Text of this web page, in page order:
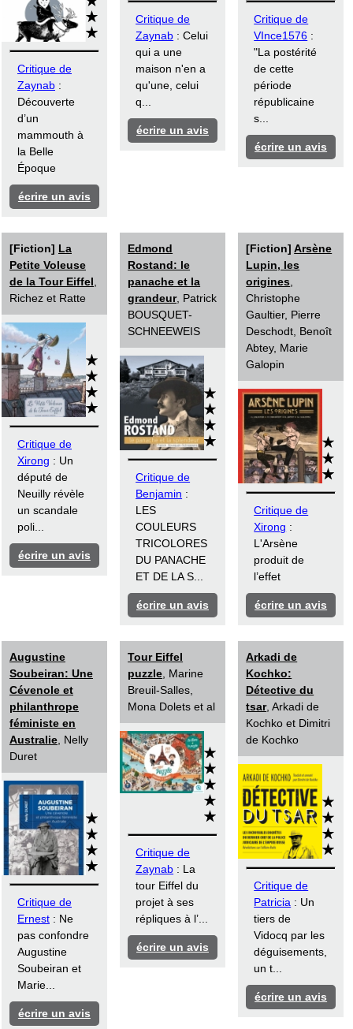
Critique de
Zaynab :
Découverte
d’un
mammouth à
la Belle
Époque
écrire un avis
Critique de
Zaynab : Celui
qui a une
maison n'en a
qu'une, celui
q...
écrire un avis
Critique de
VInce1576 :
"La postérité
de cette
période
républicaine
s...
écrire un avis
[Fiction] La
Petite Voleuse
de la Tour Eiffel
Richez et Ratte
Critique de
Xirong : Un
député de
Neuilly révèle
un scandale
poli...
écrire un avis
Edmond
Rostand: le
panache et la
grandeur, Patrick
BOUSQUET-
SCHNEEWEIS
Critique de
Benjamin :
LES
COULEURS
TRICOLORES
DU PANACHE
ET DE LA S...
écrire un avis
[Fiction]Arsène
Lupin, les
origines
Christophe
Gaultier, Pierre
Deschodt, Benoît
Abtey, Marie
Galopin
Critique de
Xirong :
L'Arsène
produit de
l’effet
écrire un avis
Augustine
Soubeiran: Une
Cévenole et
philanthrope
féministe en
Australie , Nelly
Duret
Critique de
Ernest : Ne
pas confondre
Augustine
Soubeiran et
Marie...
écrire un avis
Tour Eiffel
puzzle , Marine
Breuil-Salles,
Mona Dolets et al
Critique de
Zaynab : La
tour Eiffel du
projet à ses
répliques à l’...
écrire un avis
Arkadi de
Kochko:
Détective du
tsar, Arkadi de
Kochko et Dimitri
de Kochko
Critique de
Patricia : Un
tiers de
Vidocq par les
déguisements,
un t...
écrire un avis